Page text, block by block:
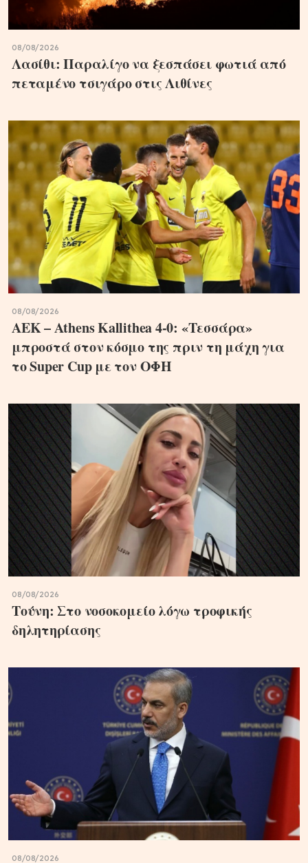
08/08/2026
Λασίθι: Παραλίγο να ξεσπάσει φωτιά από
πεταμένο τσιγάρο στις Λιθίνες
08/08/2026
ΑΕΚ – Athens Kallithea 4-0: «Τεσσάρα»
μπροστά στον κόσμο της πριν τη μάχη για
το Super Cup με τον ΟΦΗ
08/08/2026
Τούνη: Στο νοσοκομείο λόγω τροφικής
δηλητηρίασης
08/08/2026